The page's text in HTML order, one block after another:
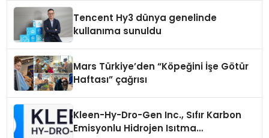
Tencent Hy3 dünya genelinde
kullanıma sunuldu
Mars Türkiye’den “Köpeğini İşe Götür
Haftası” çağrısı
Kleen-Hy-Dro-Gen Inc., Sıfır Karbon
Emisyonlu Hidrojen Isıtma